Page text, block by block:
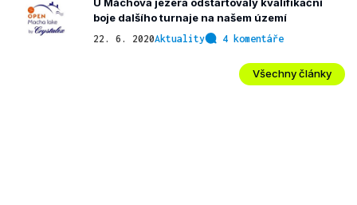
boje dalšího turnaje na našem území
22. 6. 2020Aktuality 4 komentáře
Všechny články